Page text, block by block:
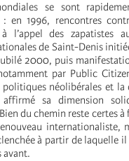
se sont
: en 1996, rencontres
à l’appel des zapatistes
de Saint-Denis
2000, puis
par Public
néolibérales et la
affirmé sa dimension
du chemin reste certes
internationaliste,
à partir de laquelle
avant.